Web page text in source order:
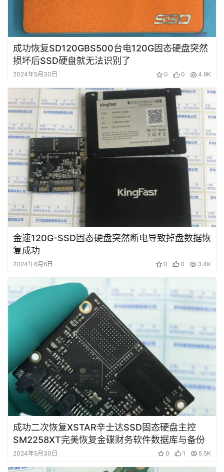
成功恢复SD120GBS500台电120G固态硬盘突然
损坏后SSD硬盘就无法识别了
2024年5月30日 0 0 4.9K
金速120G-SSD固态硬盘突然断电导致掉盘数据恢
复成功
2024年6月6日 0 0 3.4K
成功二次恢复XSTAR辛士达SSD固态硬盘主控
SM2258XT完美恢复金碟财务软件数据库与备份
2024年5月30日 0 1 5.5K